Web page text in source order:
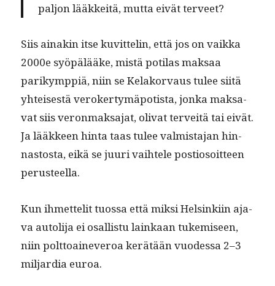
paljon lääkkeitä, mut­ta eivät terveet?
Siis ainakin itse kuvit­telin, että jos on vaik­ka
2000e syöpälääke, mis­tä poti­las mak­saa
parikymp­piä, niin se Kelako­r­vaus tulee siitä
yhteis­es­tä vero­ker­tymäpo­tista, jon­ka mak­sa­
vat siis veron­mak­sa­jat, oli­vat ter­veitä tai eivät.
Ja lääk­keen hin­ta taas tulee valmis­ta­jan hin­
nas­tos­ta, eikä se juuri vai­htele pos­tiosoit­teen
perusteella.
Kun ihmettelit tuos­sa että mik­si Helsinki­in aja­
va autoli­ja ei osal­lis­tu lainkaan tukemiseen,
niin polt­toain­everoa kerätään vuodessa 2–3
mil­jar­dia euroa.